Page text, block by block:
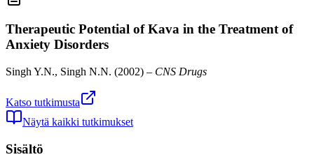
Therapeutic Potential of Kava in the Treatment of
Anxiety Disorders
Singh Y.N., Singh N.N. (2002) – CNS Drugs
Katso tutkimusta
Näytä kaikki tutkimukset
Sisältö